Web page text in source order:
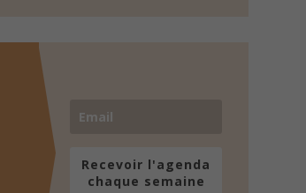
Recevoir l'agenda
chaque semaine